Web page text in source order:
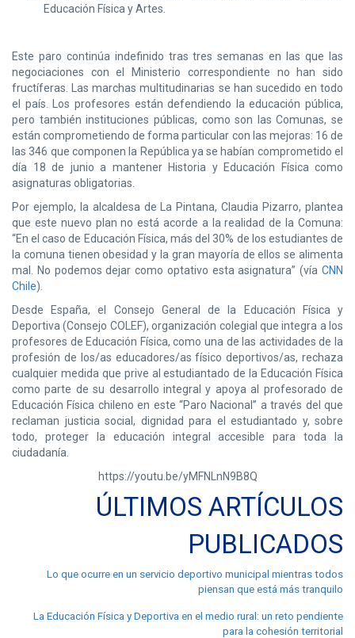
Educación Física y Artes.
Este paro continúa indefinido tras tres semanas en las que las
negociaciones con el Ministerio correspondiente no han sido
fructíferas. Las marchas multitudinarias se han sucedido en todo
el país. Los profesores están defendiendo la educación pública,
pero también instituciones públicas, como son las Comunas, se
están comprometiendo de forma particular con las mejoras: 16 de
las 346 que componen la República ya se habían comprometido el
día 18 de junio a mantener Historia y Educación Física como
asignaturas obligatorias.
Por ejemplo, la alcaldesa de La Pintana, Claudia Pizarro, plantea
que este nuevo plan no está acorde a la realidad de la Comuna:
“En el caso de Educación Física, más del 30% de los estudiantes de
la comuna tienen obesidad y la gran mayoría de ellos se alimenta
mal. No podemos dejar como optativo esta asignatura” (vía CNN
Chile).
Desde España, el Consejo General de la Educación Física y
Deportiva (Consejo COLEF), organización colegial que integra a los
profesores de Educación Física, como una de las actividades de la
profesión de los/as educadores/as físico deportivos/as, rechaza
cualquier medida que prive al estudiantado de la Educación Física
como parte de su desarrollo integral y apoya al profesorado de
Educación Física chileno en este “Paro Nacional” a través del que
reclaman justicia social, dignidad para el estudiantado y, sobre
todo, proteger la educación integral accesible para toda la
ciudadanía.
https://youtu.be/yMFNLnN9B8Q
ÚLTIMOS ARTÍCULOS
PUBLICADOS
Lo que ocurre en un servicio deportivo municipal mientras todos
piensan que está más tranquilo
La Educación Física y Deportiva en el medio rural: un reto pendiente
para la cohesión territorial